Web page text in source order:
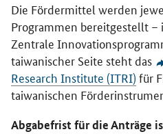
Die Fördermittel werden
Programmen bereitgestellt –
Zentrale
taiwanischer Seite steht das
Research Institute (ITRI) für
taiwanischen
Abgabefrist für die Anträge